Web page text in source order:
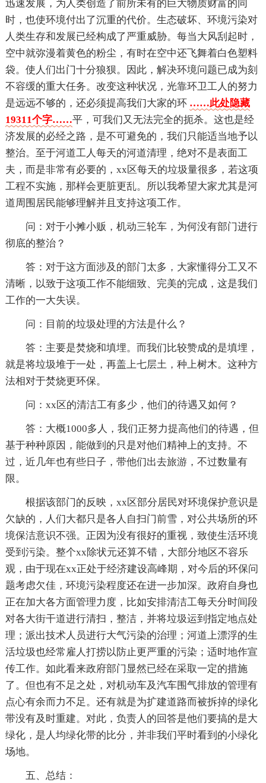
迅速发展，为人类创造了前所未有的巨大物质财富的同
时，也使环境付出了沉重的代价。生态破坏、环境污染对
人类生存和发展已经构成了严重威胁。每当大风刮起时，
空中就弥漫着黄色的粉尘，有时在空中还飞舞着白色塑料
袋。使人们出门十分狼狈。因此，解决环境问题已成为刻
不容缓的重大任务。改变这种状况，光靠环卫工人的努力
是远远不够的，还必须提高我们大家的环 ……此处隐藏
19311个字……平，可我们又无法完全的扼杀。这也是经
济发展的必经之路，是不可避免的，我们只能适当地予以
整治。至于河道工人每天的河道清理，绝对不是表面工
夫，而是非常有必要的，xx区每天的垃圾量很多，若这项
工程不实施，那样会更脏更乱。所以我希望大家尤其是河
道周围居民能够理解并且支持这项工作。
问：对于小摊小贩，机动三轮车，为何没有部门进行
彻底的整治？
答：对于这方面涉及的部门太多，大家懂得分工又不
清晰，以致于这项工作不能细致、完美的完成，这是我们
工作的一大失误。
问：目前的垃圾处理的方法是什么？
答：主要是焚烧和填埋。而我们比较赞成的是填埋，
就是将垃圾堆于一处，再盖上七层土，种上树木。这种方
法相对于焚烧更环保。
问：xx区的清洁工有多少，他们的待遇又如何？
答：大概1000多人，我们正努力提高他们的待遇，但
基于种种原因，能做到的只是对他们精神上的支持。不
过，近几年也有些日子，带他们出去旅游，不过数量有
限。
根据该部门的反映，xx区部分居民对环境保护意识是
欠缺的，人们大都只是各人自扫门前雪，对公共场所的环
境保洁意识不强。正因为没有很好的重视，致使生活环境
受到污染。整个xx除状元还算不错，大部分地区不容乐
观，由于现在xx正处于经济建设高峰期，对今后的环保问
题考虑欠佳，环境污染程度还在进一步加深。政府自身也
正在加大各方面管理力度，比如安排清洁工每天分时间段
对各大街干道进行清扫，整洁，并将垃圾运到指定地点处
理；派出技术人员进行大气污染的治理；河道上漂浮的生
活垃圾也经常雇人打捞以防止更严重的污染；适时地作宣
传工作。如此看来政府部门显然已经在采取一定的措施
了。但也有不足之处，对机动车及汽车围气排放的管理有
点心有余而力不足。还有就是为扩建道路而被拆掉的绿化
带没有及时重建。对此，负责人的回答是他们要搞的是大
绿化，是人均绿化带的比分，并非我们平时看到的小绿化
场地。
五、总结：